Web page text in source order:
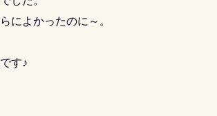
によかったのに～。
す♪